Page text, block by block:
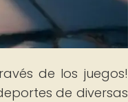
de los juegos!
de diversas